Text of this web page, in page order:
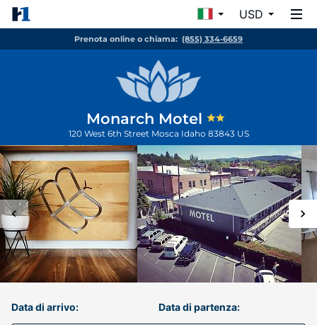
USD
Prenota online o chiama: (855) 334-6659
Monarch Motel
120 West 6th Street Mosca Idaho 83843 US
Data di arrivo: Data di partenza: